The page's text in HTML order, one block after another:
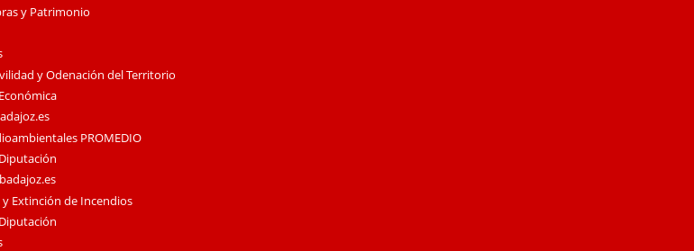
y Patrimonio
y Odenación del Territorio
PROMEDIO
Extinción de Incendios